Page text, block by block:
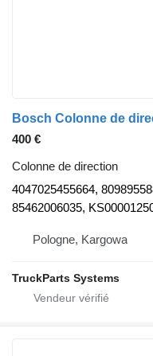
400 €
Colonne de direction
4047025455664,
85462006035,
Pologne, Kargowa
TruckParts Systems